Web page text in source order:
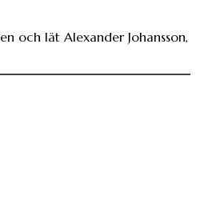
och lät Alexander Johansson,